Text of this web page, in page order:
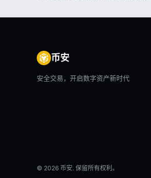
币安
安全交易，开启数字资产新时代
© 2026 币安. 保留所有权利。